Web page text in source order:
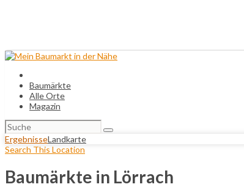
Baumärkte
Alle Orte
Magazin
Suchen
nach:
ErgebnisseLandkarte
Search This Location
Baumärkte in Lörrach